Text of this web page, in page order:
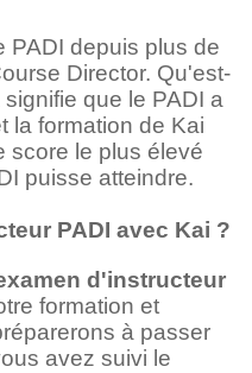
PADI depuis plus de
Director. Qu'est-
que le PADI a
la formation de Kai
score le plus élevé
puisse atteindre.
PADI avec Kai ?
d'instructeur
formation et
à passer
avez suivi le